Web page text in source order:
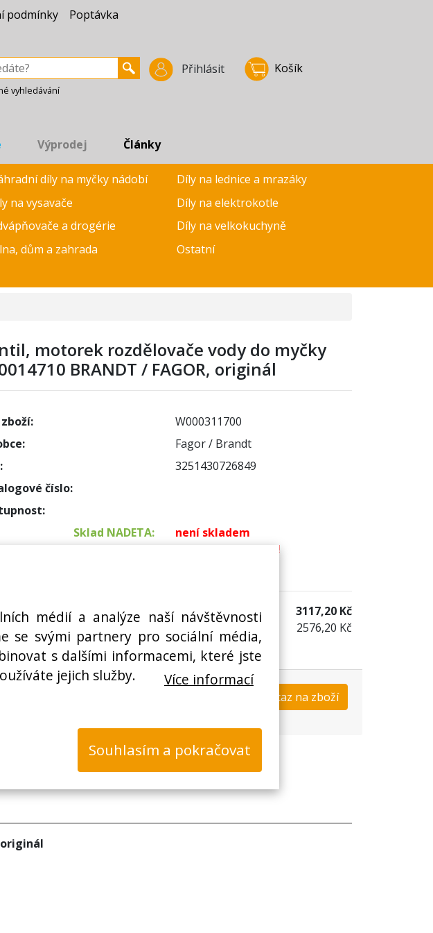
médií a analýze naší návštěvnosti
se svými partnery pro sociální média,
s dalšími informacemi, které jste
jejich služby.
Více informací
Souhlasím a pokračovat
podmínky Poptávka
Přihlásit Košík
vyhledávání
Výprodej Články
díly na myčky nádobí
Díly na lednice a mrazáky
na vysavače
Díly na elektrokotle
a drogérie
Díly na velkokuchyně
dům a zahrada
Ostatní
motorek rozdělovače vody do myčky
BRANDT / FAGOR, originál
W000311700
Fagor / Brandt
3251430726849
číslo:
Sklad NADETA:
není skladem
! Termín na dotaz !
s DPH:
3117,20 Kč
bez DPH:
2576,20 Kč
Dotaz na zboží
originál